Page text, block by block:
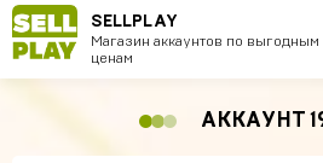
SELLPLAY
Магазин аккаунтов по выгодным
ценам
АККАУНТ